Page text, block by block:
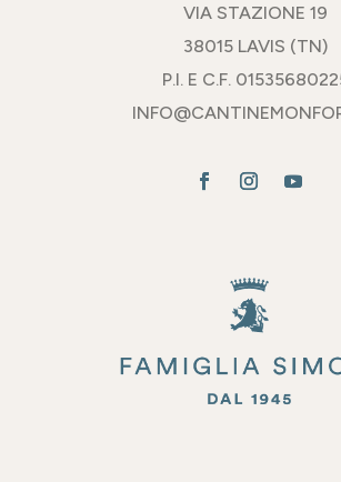
VIA STAZIONE 19
38015 LAVIS (TN)
P.I. E C.F.